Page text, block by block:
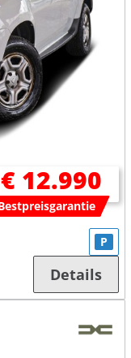
€ 12.990
P
Details